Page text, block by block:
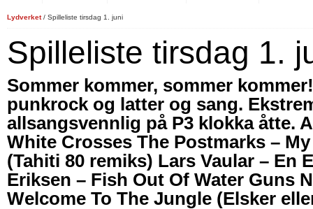
Lydverket/ Spilleliste tirsdag 1. juni
Spilleliste tirsdag 1.
Sommer kommer, sommer
punkrock og latter og sang.
allsangsvennlig på P3 klokka åtte.
White Crosses The Postmarks –
(Tahiti 80 remiks) Lars Vaular – En
Eriksen – Fish Out Of Water Guns
Welcome To The Jungle (Elsker